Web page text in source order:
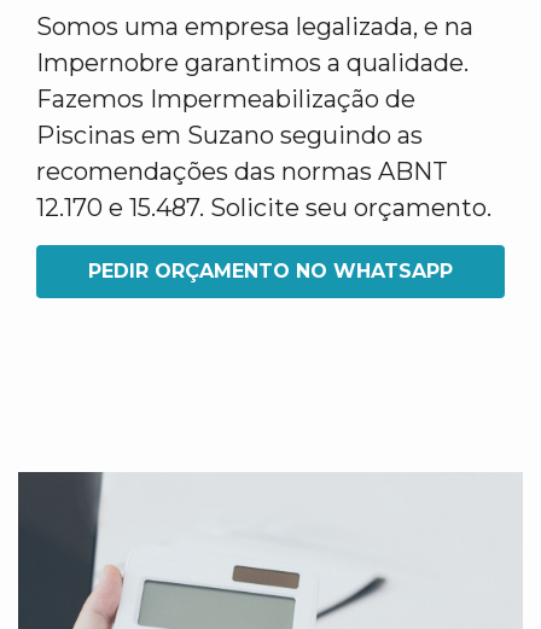
Somos uma empresa legalizada, e na
Impernobre garantimos a qualidade.
Fazemos Impermeabilização de
Piscinas em Suzano seguindo as
recomendações das normas ABNT
12.170 e 15.487. Solicite seu orçamento.
PEDIR ORÇAMENTO NO WHATSAPP